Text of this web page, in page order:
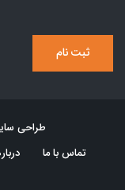
طراحی
تماس با ما